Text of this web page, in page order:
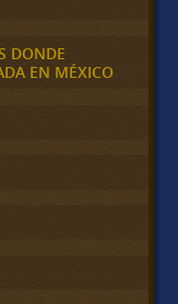
DONDE
EN MÉXICO